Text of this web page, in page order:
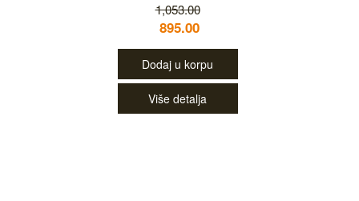
1,053.00
895.00
Dodaj u korpu
Više detalja